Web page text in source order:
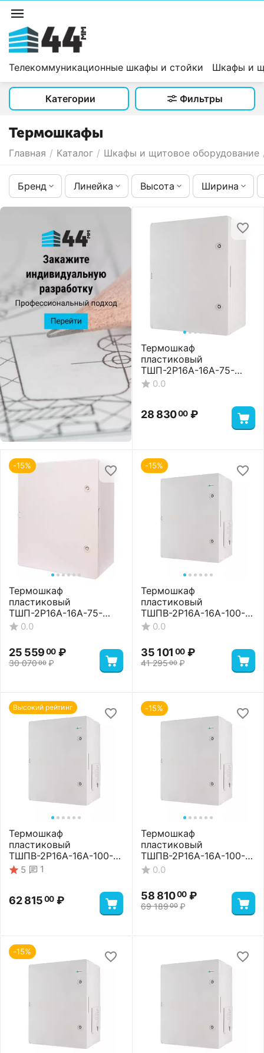
Телекоммуникационные шкафы и стойки Шкафы и
Категории Фильтры
Термошкафы
Главная / Каталог / Шкафы и щитовое оборудование
Бренд Линейка Высота Ширина
Термошкаф
пластиковый
ТШП-2P16A-16A-75-
403022 Premium
0.0
28 83000 ₽
-15%
Термошкаф
пластиковый
ТШП-2P16A-16A-75-
403022 Standart
0.0
30 07000 ₽
25 55900 ₽
-15%
Термошкаф
пластиковый
ТШПВ-2P16A-16A-100-
65-504024 Basic
0.0
41 29500 ₽
35 101 00 ₽
Высокий рейтинг
Термошкаф
пластиковый
ТШПВ-2P16A-16A-100-
65-504024 Premium
5 1
62 81500 ₽
-15%
Термошкаф
пластиковый
ТШПВ-2P16A-16A-100-
65-504024 Standart
0.0
69 18900 ₽
58 81000 ₽
-15%